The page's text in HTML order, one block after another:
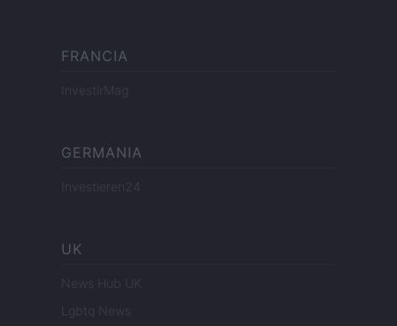
FRANCIA
InvestirMag
GERMANIA
Investieren24
UK
News Hub UK
Lgbtq News